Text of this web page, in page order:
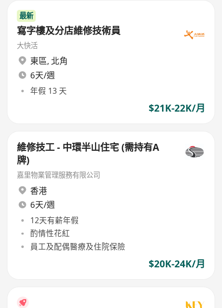
最新
寫字樓及分店維修技術員
大快活
東區, 北角
6天/週
年假 13 天
$21K-22K/月
維修技工 - 中環半山住宅 (需持有A
牌)
嘉里物業管理服務有限公司
香港
6天/週
12天有薪年假
酌情性花紅
員工及配偶醫療及住院保險
$20K-24K/月